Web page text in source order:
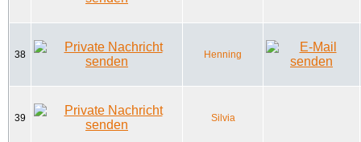
38 Henning
39 Silvia